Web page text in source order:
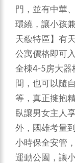
門，並有中華
環繞，讓小孩
天馥特區】有
公寓價格即可
全棟4-5房大器
間，也可以隨
等，真正擁抱
臥讓男女主人
外，國雄考量
小時保全安管
運動公園，讓